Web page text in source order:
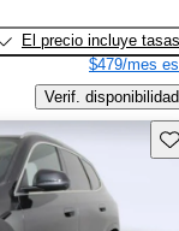
El precio incluye tasas
$479/mes
Verif. disponibilidad